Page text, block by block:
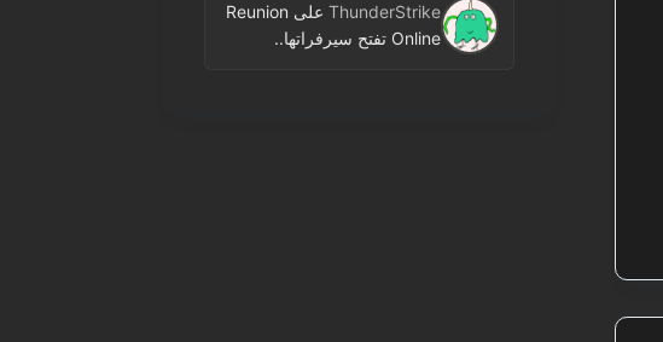
ThunderStrike على Reunion
Online تفتح سيرفراتها..